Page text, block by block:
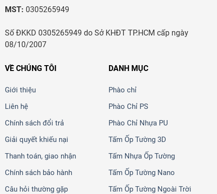
MST: 0305265949
Số ĐKKD 0305265949 do Sở KHĐT TP.HCM cấp ngày
08/10/2007
VỀ CHÚNG TÔI
Giới thiệu
Liên hệ
Chính sách đổi trả
Giải quyết khiếu nại
Thanh toán, giao nhận
Chính sách bảo hành
Câu hỏi thường gặp
DANH MỤC
Phào chỉ
Phào Chỉ PS
Phào Chỉ Nhựa PU
Tấm Ốp Tường 3D
Tấm Nhựa Ốp Tường
Tấm Ốp Tường Nano
Tấm Ốp Tường Ngoài Trời